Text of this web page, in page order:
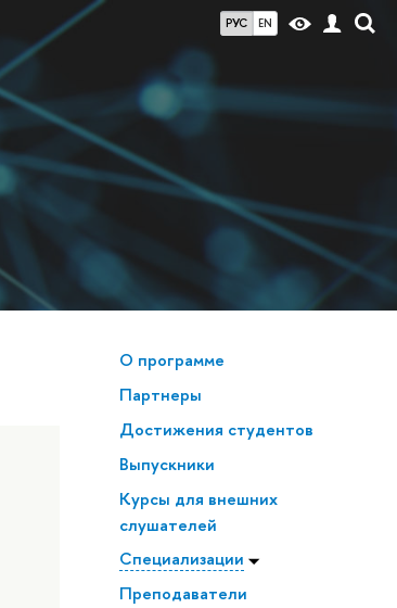
РУС EN
О программе
Партнеры
Достижения студентов
Выпускники
Курсы для внешних
слушателей
Специализации
Преподаватели